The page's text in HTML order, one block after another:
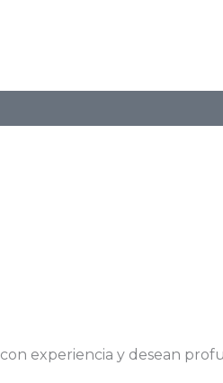
experiencia y desean